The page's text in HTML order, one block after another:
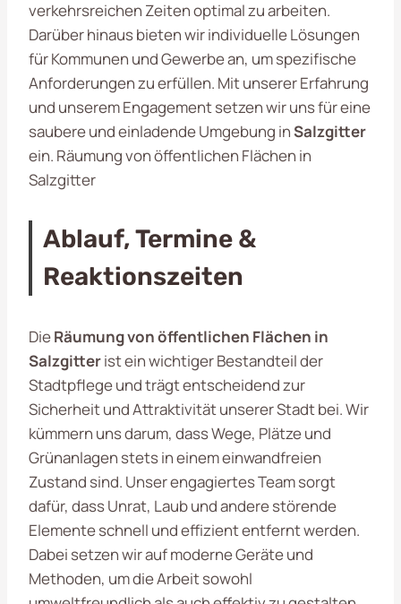
verkehrsreichen Zeiten optimal zu arbeiten.
Darüber hinaus bieten wir individuelle Lösungen
für Kommunen und Gewerbe an, um spezifische
Anforderungen zu erfüllen. Mit unserer Erfahrung
und unserem Engagement setzen wir uns für eine
saubere und einladende Umgebung inSalzgitter
ein. Räumung von öffentlichen Flächen in
Salzgitter
Ablauf, Termine &
Reaktionszeiten
DieRäumung von öffentlichen Flächen in
Salzgitterist ein wichtiger Bestandteil der
Stadtpflege und trägt entscheidend zur
Sicherheit und Attraktivität unserer Stadt bei. Wir
kümmern uns darum, dass Wege, Plätze und
Grünanlagen stets in einem einwandfreien
Zustand sind. Unser engagiertes Team sorgt
dafür, dass Unrat, Laub und andere störende
Elemente schnell und effizient entfernt werden.
Dabei setzen wir auf moderne Geräte und
Methoden, um die Arbeit sowohl